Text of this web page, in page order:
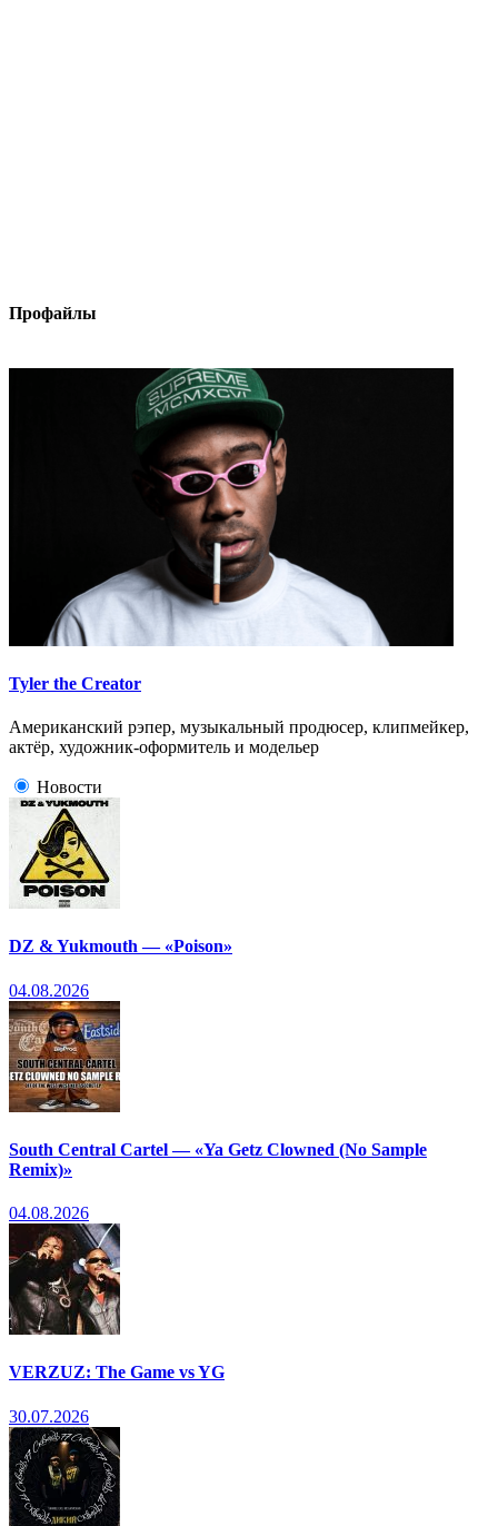
Профайлы
Tyler the Creator
Американский рэпер, музыкальный продюсер, клипмейкер,
актёр, художник-оформитель и модельер
Новости
DZ & Yukmouth — «Poison»
04.08.2026
South Central Cartel — «Ya Getz Clowned (No Sample
Remix)»
04.08.2026
VERZUZ: The Game vs YG
30.07.2026